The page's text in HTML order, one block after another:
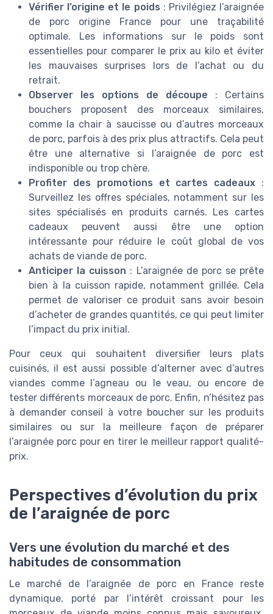
Vérifier l’origine et le poids : Privilégiez l’araignée
de porc origine France pour une traçabilité
optimale. Les informations sur le poids sont
essentielles pour comparer le prix au kilo et éviter
les mauvaises surprises lors de l’achat ou du
retrait.
Observer les options de découpe : Certains
bouchers proposent des morceaux similaires,
comme la chair à saucisse ou d’autres morceaux
de porc, parfois à des prix plus attractifs. Cela peut
être une alternative si l’araignée de porc est
indisponible ou trop chère.
Profiter des promotions et cartes cadeaux :
Surveillez les offres spéciales, notamment sur les
sites spécialisés en produits carnés. Les cartes
cadeaux peuvent aussi être une option
intéressante pour réduire le coût global de vos
achats de viande de porc.
Anticiper la cuisson : L’araignée de porc se prête
bien à la cuisson rapide, notamment grillée. Cela
permet de valoriser ce produit sans avoir besoin
d’acheter de grandes quantités, ce qui peut limiter
l’impact du prix initial.
Pour ceux qui souhaitent diversifier leurs plats
cuisinés, il est aussi possible d’alterner avec d’autres
viandes comme l’agneau ou le veau, ou encore de
tester différents morceaux de porc. Enfin, n’hésitez pas
à demander conseil à votre boucher sur les produits
similaires ou sur la meilleure façon de préparer
l’araignée porc pour en tirer le meilleur rapport qualité-
prix.
Perspectives d’évolution du prix
de l’araignée de porc
Vers une évolution du marché et des
habitudes de consommation
Le marché de l’araignée de porc en France reste
dynamique, porté par l’intérêt croissant pour les